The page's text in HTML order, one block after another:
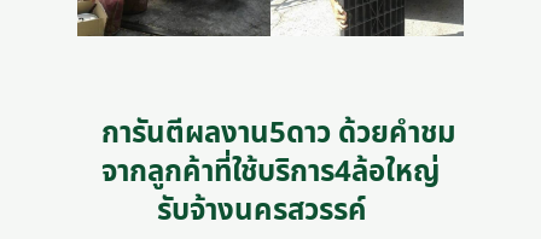
การันตีผลงาน5ดาว ด้วยคำชม
จากลูกค้าที่ใช้บริการ4ล้อใหญ่
รับจ้างนครสวรรค์